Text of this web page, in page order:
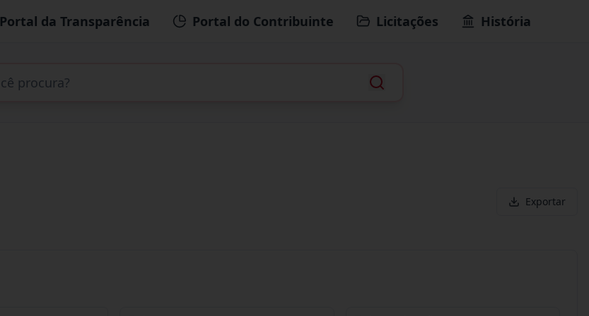
Portal da Transparência Portal do Contribuinte Licitações História
Exportar